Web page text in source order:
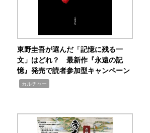
東野圭吾が選んだ「記憶に残る一
文」はどれ？ 最新作『永遠の記
憶』発売で読者参加型キャンペーン
カルチャー